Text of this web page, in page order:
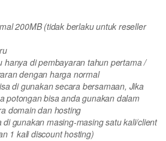
200MB (tidak berlaku untuk reseller
hanya di pembayaran tahun pertama /
dengan harga normal
di gunakan secara bersamaan, Jika
potongan bisa anda gunakan dalam
domain dan hosting
gunakan masing-masing satu kali/client
1 kali discount hosting)